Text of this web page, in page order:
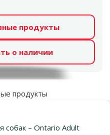
продукты
о наличии
продукты
собак – Ontario Adult